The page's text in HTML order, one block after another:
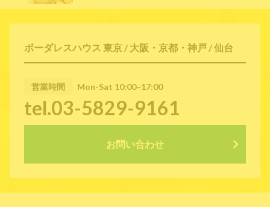
ボーダレスハウス 東京 / 大阪・京都・神戸 / 仙台
営業時間 Mon-Sat 10:00~17:00
tel.03-5829-9161
お問い合わせ